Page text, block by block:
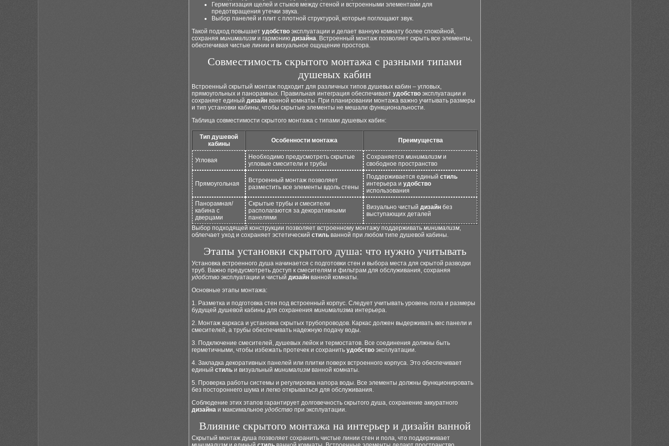
Герметизация щелей и стыков между стеной и встроенными элементами для
предотвращения утечки звука.
Выбор панелей и плит с плотной структурой, которые поглощают звук.
Такой подход повышает удобство эксплуатации и делает ванную комнату более спокойной,
сохраняя минимализм и гармонию дизайна. Встроенный монтаж позволяет скрыть все элементы,
обеспечивая чистые линии и визуальное ощущение простора.
Совместимость скрытого монтажа с разными типами
душевых кабин
Встроенный скрытый монтаж подходит для различных типов душевых кабин – угловых,
прямоугольных и панорамных. Правильная интеграция обеспечивает удобство эксплуатации и
сохраняет единый дизайн ванной комнаты. При планировании монтажа важно учитывать размеры
и тип установки кабины, чтобы скрытые элементы не мешали функциональности.
Таблица совместимости скрытого монтажа с типами душевых кабин:
Тип душевой
кабины
Особенности монтажа Преимущества
Угловая
Необходимо предусмотреть скрытые
угловые смесители и трубы
Сохраняется минимализм и
свободное пространство
Прямоугольная
Встроенный монтаж позволяет
разместить все элементы вдоль стены
Поддерживается единый стиль
интерьера и удобство
использования
Панорамная/
кабина с
дверцами
Скрытые трубы и смесители
располагаются за декоративными
панелями
Визуально чистый дизайн без
выступающих деталей
Выбор подходящей конструкции позволяет встроенному монтажу поддерживать минимализм,
облегчает уход и сохраняет эстетический стиль ванной при любом типе душевой кабины.
Этапы установки скрытого душа: что нужно учитывать
Установка встроенного душа начинается с подготовки стен и выбора места для скрытой разводки
труб. Важно предусмотреть доступ к смесителям и фильтрам для обслуживания, сохраняя
удобство эксплуатации и чистый дизайн ванной комнаты.
Основные этапы монтажа:
1. Разметка и подготовка стен под встроенный корпус. Следует учитывать уровень пола и размеры
будущей душевой кабины для сохранения минимализма интерьера.
2. Монтаж каркаса и установка скрытых трубопроводов. Каркас должен выдерживать вес панели и
смесителей, а трубы обеспечивать надежную подачу воды.
3. Подключение смесителей, душевых лейок и термостатов. Все соединения должны быть
герметичными, чтобы избежать протечек и сохранить удобство эксплуатации.
4. Закладка декоративных панелей или плитки поверх встроенного корпуса. Это обеспечивает
единый стиль и визуальный минимализм ванной комнаты.
5. Проверка работы системы и регулировка напора воды. Все элементы должны функционировать
без постороннего шума и легко открываться для обслуживания.
Соблюдение этих этапов гарантирует долговечность скрытого душа, сохранение аккуратного
дизайна и максимальное удобство при эксплуатации.
Влияние скрытого монтажа на интерьер и дизайн ванной
Скрытый монтаж душа позволяет сохранить чистые линии стен и пола, что поддерживает